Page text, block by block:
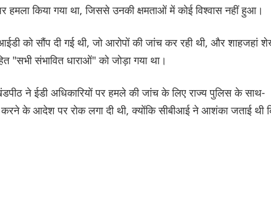
हमला किया गया था, जिससे उनकी क्षमताओं में कोई विश्वास नहीं हुआ।
को सौंप दी गई थी, जो आरोपों की जांच कर रही थी, और शाहजहां
"सभी संभावित धाराओं" को जोड़ा गया था।
ने ईडी अधिकारियों पर हमले की जांच के लिए राज्य पुलिस के साथ-
के आदेश पर रोक लगा दी थी, क्योंकि सीबीआई ने आशंका जताई थी